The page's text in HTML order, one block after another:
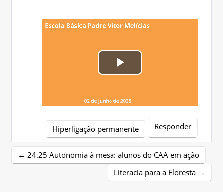
Tocar
Vídeo
Hiperligação permanente Responder
← 24.25 Autonomia à mesa: alunos do CAA em ação
Literacia para a Floresta →